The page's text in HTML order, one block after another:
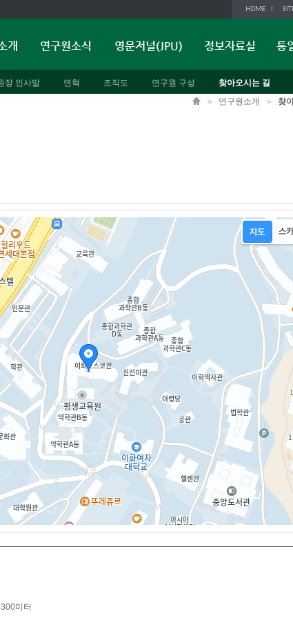
개
장 인사말 연혁 조직도 연구원 구성 찾아오시는 길
연구원소식 영문저널(JPU) 정보자료실 통
미터
> 연구원소개 > 찾